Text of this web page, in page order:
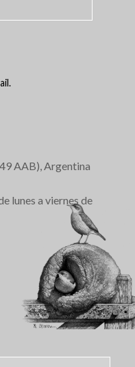
AAB), Argentina
lunes a viernes de